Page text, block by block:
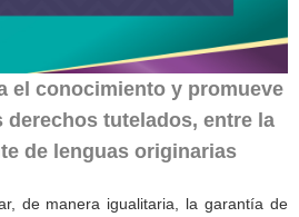
el conocimiento y promueve
derechos tutelados, entre la
de lenguas originarias
de manera igualitaria, la garantía de